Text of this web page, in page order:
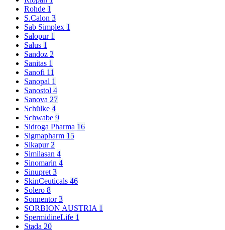
Rohde 1
S.Calon 3
Sab Simplex 1
Salopur 1
Salus 1
Sandoz 2
Sanitas 1
Sanofi 11
Sanopal 1
Sanostol 4
Sanova 27
Schülke 4
Schwabe 9
Sidroga Pharma 16
Sigmapharm 15
Sikapur 2
Similasan 4
Sinomarin 4
Sinupret 3
SkinCeuticals 46
Solero 8
Sonnentor3
SORBION AUSTRIA 1
SpermidineLife 1
Stada 20